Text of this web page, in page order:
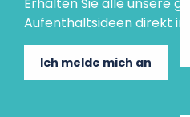
Aufenthaltsideen direkt in
Ich melde mich an